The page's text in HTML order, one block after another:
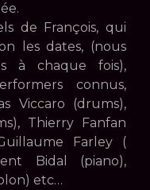
de François, qui
les dates, (nous
à chaque fois),
connus,
Viccaro (drums),
Thierry Fanfan
Farley (
Bidal (piano),
etc…